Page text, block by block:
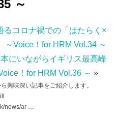
～
るコロナ禍での「はたらく×
Voice！for HRM Vol.34 ～
にいながらイギリス最高峰
！for HRM Vol.36 ～ »
興味深い記事をご紹介します。
news/ar …